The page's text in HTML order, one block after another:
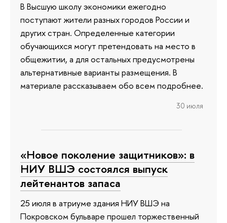
В Высшую школу экономики ежегодно
поступают жители разных городов России и
других стран. Определенные категории
обучающихся могут претендовать на место в
общежитии, а для остальных предусмотрены
альтернативные варианты размещения. В
материале рассказываем обо всем подробнее.
30 июля
«Новое поколение защитников»: в
НИУ ВШЭ состоялся выпуск
лейтенантов запаса
25 июля в атриуме здания НИУ ВШЭ на
Покровском бульваре прошел торжественный